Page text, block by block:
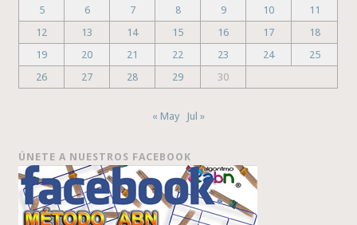
5
6 7 8 9 10
11
12
13 14 15 16 17
18
19
20 21 22 23 24
25
26
27 28 29 30
« May Jul »
ÚNETE A NUESTROS FACEBOOK